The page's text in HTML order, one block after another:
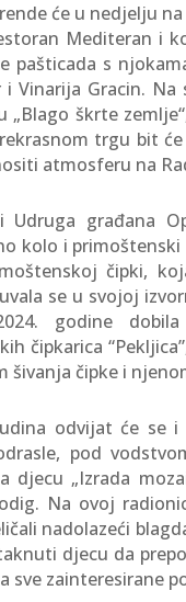
će u nedjelju
Mediteran i
pašticada s
i Vinarija Gracin.
„Blago škrte
trgu bit
atmosferu na
građana
kolo i
čipki,
se u svojoj
godine
čipkarica
šivanja čipke i
odvijat će se i
pod
djecu „Izrada
Na ovoj
nadolazeći
djecu da
sve zainteresirane